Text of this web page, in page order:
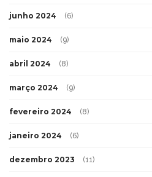
junho 2024 (6)
maio 2024 (9)
abril 2024 (8)
março 2024 (9)
fevereiro 2024 (8)
janeiro 2024 (6)
dezembro 2023 (11)